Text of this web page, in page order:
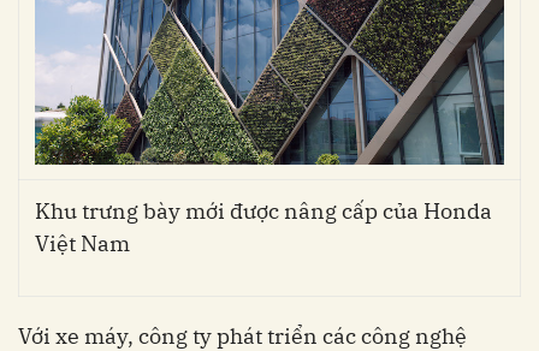
Khu trưng bày mới được nâng cấp của Honda
Việt Nam
Với xe máy, công ty phát triển các công nghệ